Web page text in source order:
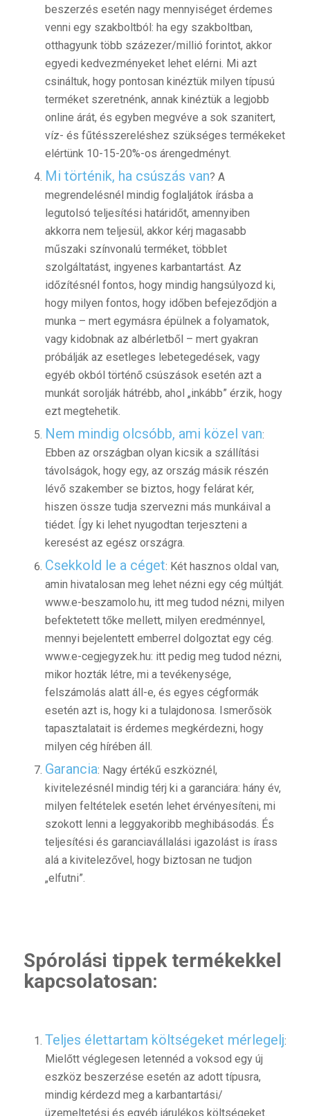
beszerzés esetén nagy mennyiséget érdemes
venni egy szakboltból: ha egy szakboltban,
otthagyunk több százezer/millió forintot, akkor
egyedi kedvezményeket lehet elérni. Mi azt
csináltuk, hogy pontosan kinéztük milyen típusú
terméket szeretnénk, annak kinéztük a legjobb
online árát, és egyben megvéve a sok szanitert,
víz- és fűtésszereléshez szükséges termékeket
elértünk 10-15-20%-os árengedményt.
Mi történik, ha csúszás van? A
megrendelésnél mindig foglaljátok írásba a
legutolsó teljesítési határidőt, amennyiben
akkorra nem teljesül, akkor kérj magasabb
műszaki színvonalú terméket, többlet
szolgáltatást, ingyenes karbantartást. Az
időzítésnél fontos, hogy mindig hangsúlyozd ki,
hogy milyen fontos, hogy időben befejeződjön a
munka – mert egymásra épülnek a folyamatok,
vagy kidobnak az albérletből – mert gyakran
próbálják az esetleges lebetegedések, vagy
egyéb okból történő csúszások esetén azt a
munkát sorolják hátrébb, ahol „inkább” érzik, hogy
ezt megtehetik.
Nem mindig olcsóbb, ami közel van:
Ebben az országban olyan kicsik a szállítási
távolságok, hogy egy, az ország másik részén
lévő szakember se biztos, hogy felárat kér,
hiszen össze tudja szervezni más munkáival a
tiédet. Így ki lehet nyugodtan terjeszteni a
keresést az egész országra.
Csekkold le a céget: Két hasznos oldal van,
amin hivatalosan meg lehet nézni egy cég múltját.
www.e-beszamolo.hu, itt meg tudod nézni, milyen
befektetett tőke mellett, milyen eredménnyel,
mennyi bejelentett emberrel dolgoztat egy cég.
www.e-cegjegyzek.hu: itt pedig meg tudod nézni,
mikor hozták létre, mi a tevékenysége,
felszámolás alatt áll-e, és egyes cégformák
esetén azt is, hogy ki a tulajdonosa. Ismerősök
tapasztalatait is érdemes megkérdezni, hogy
milyen cég hírében áll.
Garancia: Nagy értékű eszköznél,
kivitelezésnél mindig térj ki a garanciára: hány év,
milyen feltételek esetén lehet érvényesíteni, mi
szokott lenni a leggyakoribb meghibásodás. És
teljesítési és garanciavállalási igazolást is írass
alá a kivitelezővel, hogy biztosan ne tudjon
„elfutni”.
Spórolási tippek termékekkel
kapcsolatosan:
Teljes élettartam költségeket mérlegelj:
Mielőtt véglegesen letennéd a voksod egy új
eszköz beszerzése esetén az adott típusra,
mindig kérdezd meg a karbantartási/
üzemeltetési és egyéb járulékos költségeket.